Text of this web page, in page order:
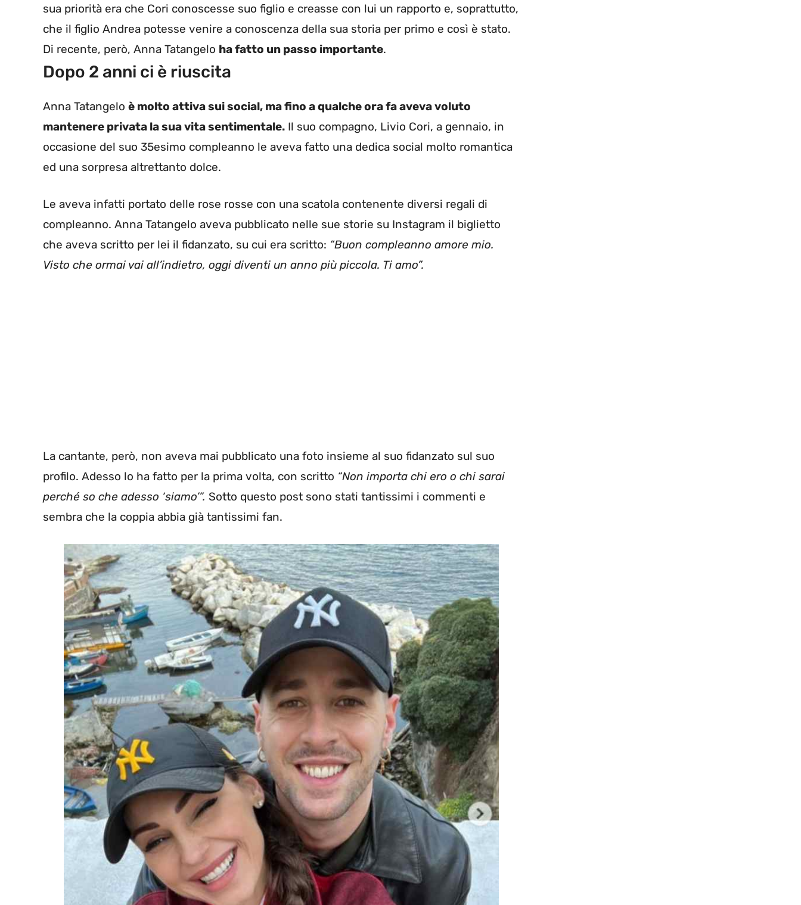
sua priorità era che Cori conoscesse suo figlio e creasse con lui un rapporto e, soprattutto,
che il figlio Andrea potesse venire a conoscenza della sua storia per primo e così è stato.
Di recente, però, Anna Tatangelo ha fatto un passo importante.
Dopo 2 anni ci è riuscita
Anna Tatangelo è molto attiva sui social, ma fino a qualche ora fa aveva voluto
mantenere privata la sua vita sentimentale. Il suo compagno, Livio Cori, a gennaio, in
occasione del suo 35esimo compleanno le aveva fatto una dedica social molto romantica
ed una sorpresa altrettanto dolce.
Le aveva infatti portato delle rose rosse con una scatola contenente diversi regali di
compleanno. Anna Tatangelo aveva pubblicato nelle sue storie su Instagram il biglietto
che aveva scritto per lei il fidanzato, su cui era scritto: “Buon compleanno amore mio.
Visto che ormai vai all’indietro, oggi diventi un anno più piccola. Ti amo”.
La cantante, però, non aveva mai pubblicato una foto insieme al suo fidanzato sul suo
profilo. Adesso lo ha fatto per la prima volta, con scritto “Non importa chi ero o chi sarai
perché so che adesso ‘siamo’”. Sotto questo post sono stati tantissimi i commenti e
sembra che la coppia abbia già tantissimi fan.